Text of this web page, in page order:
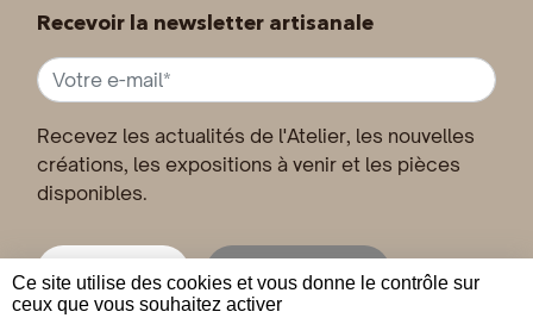
Recevoir la newsletter artisanale
Recevez les actualités de l'Atelier, les nouvelles
créations, les expositions à venir et les pièces
disponibles.
Inscription Désinscription
Ce site utilise des cookies et vous donne le contrôle sur
ceux que vous souhaitez activer